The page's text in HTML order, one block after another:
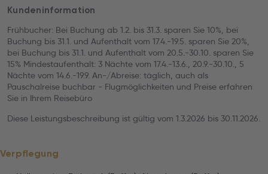
Kundeninformation
Frühbucher: Bei Buchung ab 1.2. bis 31.3. sparen Sie 10%, bei
Buchung bis 31.1. und Aufenthalt vom 17.4.-19.5. sparen Sie 20%,
bei Buchung bis 31.1. und Aufenthalt vom 20.5.-30.10. sparen Sie
15% Mindestaufenthalt: 3 Nächte vom 17.4.-13.6., 20.9.-30.10., 5
Nächte vom 14.6.-19.9. An-/Abreise: täglich, auch als
Pauschalreise buchbar - Flugmöglichkeiten und Preise erfahren
Sie in Ihrem Reisebüro
Diese Leistungsbeschreibung ist gültig vom 1.3.2026 bis 30.11.2026.
Verpflegung